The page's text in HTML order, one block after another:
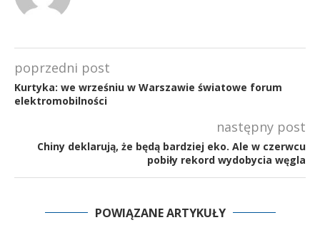
poprzedni post
Kurtyka: we wrześniu w Warszawie światowe forum
elektromobilności
następny post
Chiny deklarują, że będą bardziej eko. Ale w czerwcu
pobiły rekord wydobycia węgla
POWIĄZANE ARTYKUŁY